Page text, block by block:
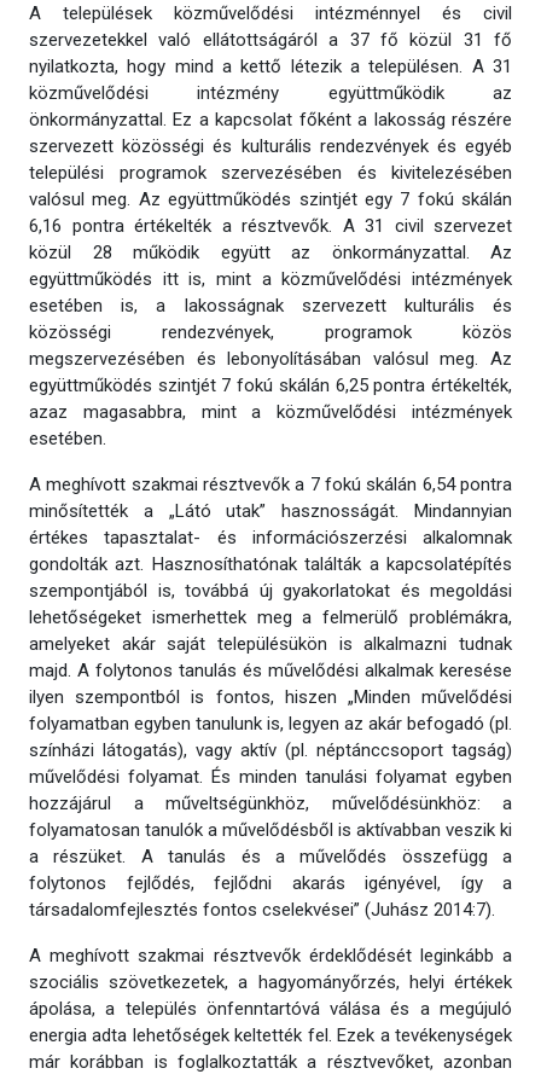
A települések közművelődési intézménnyel és civil
szervezetekkel való ellátottságáról a 37 fő közül 31 fő
nyilatkozta, hogy mind a kettő létezik a településen. A 31
közművelődési intézmény együttműködik az
önkormányzattal. Ez a kapcsolat főként a lakosság részére
szervezett közösségi és kulturális rendezvények és egyéb
települési programok szervezésében és kivitelezésében
valósul meg. Az együttműködés szintjét egy 7 fokú skálán
6,16 pontra értékelték a résztvevők. A 31 civil szervezet
közül 28 működik együtt az önkormányzattal. Az
együttműködés itt is, mint a közművelődési intézmények
esetében is, a lakosságnak szervezett kulturális és
közösségi rendezvények, programok közös
megszervezésében és lebonyolításában valósul meg. Az
együttműködés szintjét 7 fokú skálán 6,25 pontra értékelték,
azaz magasabbra, mint a közművelődési intézmények
esetében.
A meghívott szakmai résztvevők a 7 fokú skálán 6,54 pontra
minősítették a „Látó utak” hasznosságát. Mindannyian
értékes tapasztalat- és információszerzési alkalomnak
gondolták azt. Hasznosíthatónak találták a kapcsolatépítés
szempontjából is, továbbá új gyakorlatokat és megoldási
lehetőségeket ismerhettek meg a felmerülő problémákra,
amelyeket akár saját településükön is alkalmazni tudnak
majd. A folytonos tanulás és művelődési alkalmak keresése
ilyen szempontból is fontos, hiszen „Minden művelődési
folyamatban egyben tanulunk is, legyen az akár befogadó (pl.
színházi látogatás), vagy aktív (pl. néptánccsoport tagság)
művelődési folyamat. És minden tanulási folyamat egyben
hozzájárul a műveltségünkhöz, művelődésünkhöz: a
folyamatosan tanulók a művelődésből is aktívabban veszik ki
a részüket. A tanulás és a művelődés összefügg a
folytonos fejlődés, fejlődni akarás igényével, így a
társadalomfejlesztés fontos cselekvései” (Juhász 2014:7).
A meghívott szakmai résztvevők érdeklődését leginkább a
szociális szövetkezetek, a hagyományőrzés, helyi értékek
ápolása, a település önfenntartóvá válása és a megújuló
energia adta lehetőségek keltették fel. Ezek a tevékenységek
már korábban is foglalkoztatták a résztvevőket, azonban